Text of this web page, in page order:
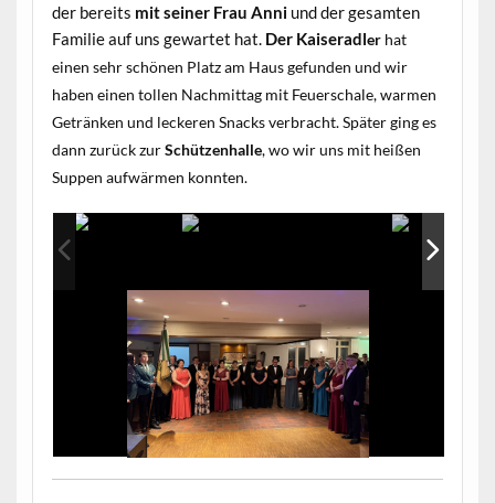
der bereits mit seiner Frau Anniund der gesamten
Familie auf uns gewartet hat. Der Kaiseradlerhat
einen sehr schönen Platz am Haus gefunden und wir
haben einen tollen Nachmittag mit Feuerschale, warmen
Getränken und leckeren Snacks verbracht. Später ging es
dann zurück zurSchützenhalle, wo wir uns mit heißen
Suppen aufwärmen konnten.